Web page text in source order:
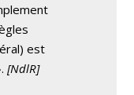
est
[NdlR]